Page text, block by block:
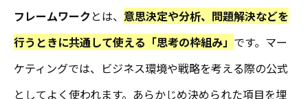
フレームワークとは、 意思決定や分析、問題解決などを
行うときに共通して使える「思考の枠組み」 です。マー
ケティングでは、ビジネス環境や戦略を考える際の公式
としてよく使われます。あらかじめ決められた項目を埋